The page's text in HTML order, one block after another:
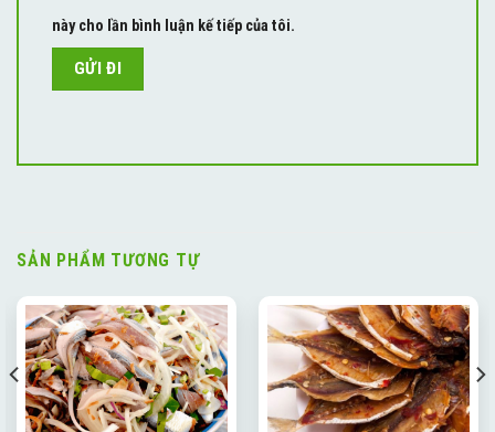
này cho lần bình luận kế tiếp của tôi.
SẢN PHẨM TƯƠNG TỰ